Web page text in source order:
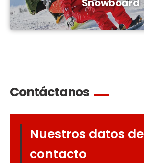
Snowboard
Nuestros datos de
contacto
Contáctanos